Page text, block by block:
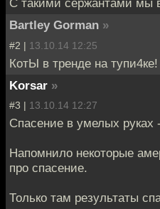
С такими сержантами мы
Bartley Gorman »
#2 | 13.10.14 12:25
КотЫ в тренде на тупи4ке!
Korsar »
#3 | 13.10.14 12:27
Спасение в умелых
Напомнило некоторые
про спасение.
Только там результаты